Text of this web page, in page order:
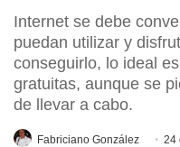
Internet se debe
puedan utilizar y
conseguirlo, lo ideal
gratuitas, aunque se
de llevar a cabo.
Fabriciano González 24